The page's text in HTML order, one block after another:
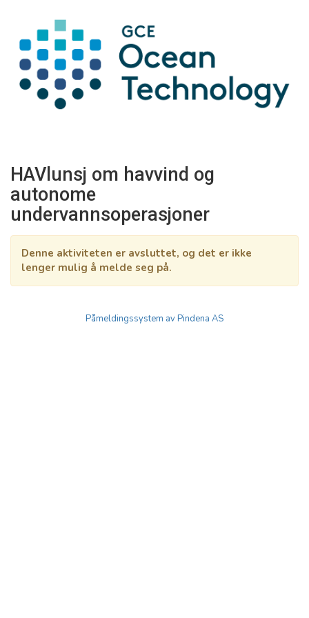
HAVlunsj om havvind og
autonome
undervannsoperasjoner
Denne aktiviteten er avsluttet, og det er ikke
lenger mulig å melde seg på.
Påmeldingssystem av Pindena AS